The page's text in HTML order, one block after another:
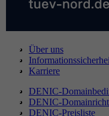
Über uns
Karriere
DENIC-
DENIC-
DENIC-Preisliste